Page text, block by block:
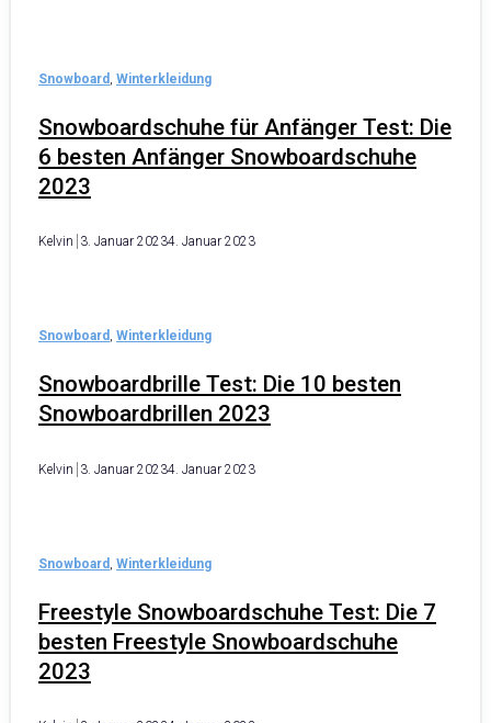
Snowboardschuhe für Anfänger Test: Die
6 besten Anfänger Snowboardschuhe
2023
Snowboard Winterkleidung
Kelvin 3. Januar 20234. Januar 2023
Snowboardbrille Test: Die 10 besten
Snowboardbrillen 2023
Snowboard , Winterkleidung
Kelvin 3. Januar 20234. Januar 2023
Freestyle Snowboardschuhe Test: Die 7
besten Freestyle Snowboardschuhe
2023
Snowboard Winterkleidung